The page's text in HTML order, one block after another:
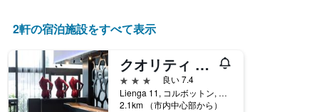
2​軒の宿泊施設をすべて表示
クオリティ ホテル エントリー
3つ星
良い 7.4
Lienga 11, コルボットン, アーケシュフース県, ノルウェー
2.1km （市内中心部から）